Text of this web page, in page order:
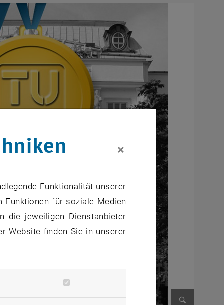
×
Funktionalität unserer
Funktionen für soziale Medien
die jeweiligen Dienstanbieter
Website finden Sie in unserer